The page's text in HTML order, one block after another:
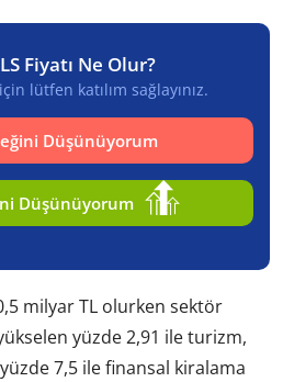
Fiyatı Ne Olur?
lütfen katılım sağlayınız.
Düşünüyorum
Düşünüyorum
milyar TL olurken sektör
yüzde 2,91 ile turizm,
7,5 ile finansal kiralama